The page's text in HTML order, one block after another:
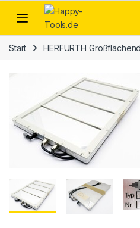
Skip to navigation
Skip to content
Open
Start HERFURTH